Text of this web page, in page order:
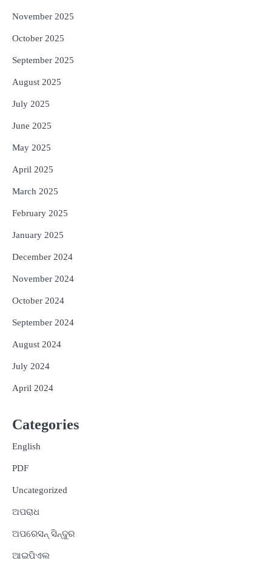
November 2025
October 2025
September 2025
August 2025
July 2025
June 2025
May 2025
April 2025
March 2025
February 2025
January 2025
December 2024
November 2024
October 2024
September 2024
August 2024
July 2024
April 2024
Categories
English
PDF
Uncategorized
ଅପରାଧ
ଅପରେସନ୍ ସିନ୍ଦୁର
ଆଇପିଏଲ